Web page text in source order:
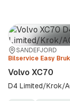
Sted:
SANDEFJORD
Forhandler:
Bilservice Easy
Volvo XC70
D4 Limited/Krok/